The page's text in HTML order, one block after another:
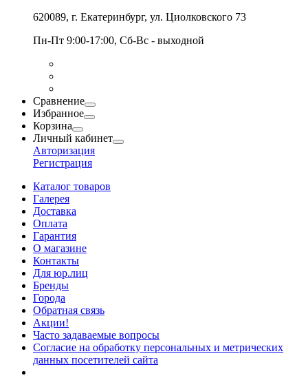
620089, г. Екатеринбург, ул. Циолковского 73
Пн-Пт 9:00-17:00, Сб-Вс - выходной
Сравнение
Избранное
Корзина
Личный кабинет
Авторизация
Регистрация
Каталог товаров
Галерея
Доставка
Оплата
Гарантия
О магазине
Контакты
Для юр.лиц
Бренды
Города
Обратная связь
Акции!
Часто задаваемые вопросы
Согласие на обработку персональных и метрических
данных посетителей сайта